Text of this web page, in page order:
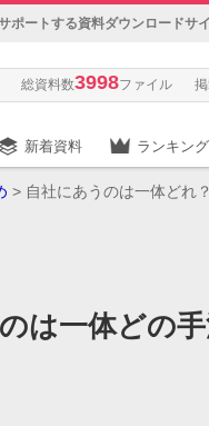
ポートする資料ダウンロードサ
総資料数3998ファイル
新着資料 ランキング
> 自社にあうのは一体どれ
は一体どの